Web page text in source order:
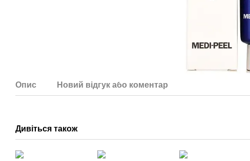
Опис Новий відгук або коментар
Дивіться також